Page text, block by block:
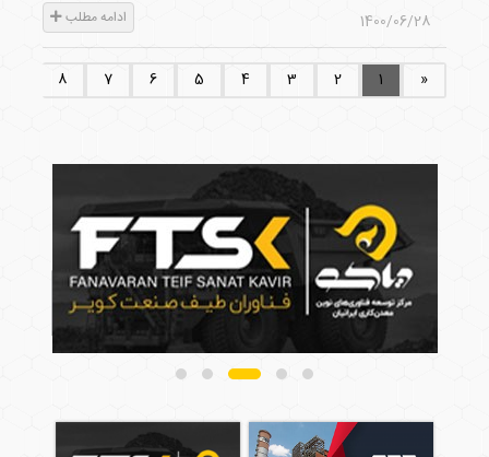
1400/06/28
ادامه مطلب
«
1
2
3
4
5
6
7
8